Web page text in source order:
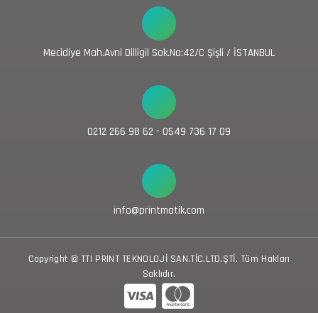
Mecidiye Mah.Avni Dilligil Sok.No:42/C Şişli / İSTANBUL
0212 266 98 62 - 0549 736 17 09
info@printmatik.com
Copyright © TTI PRINT TEKNOLOJİ SAN.TİC.LTD.ŞTİ. Tüm Hakları
Saklıdır.